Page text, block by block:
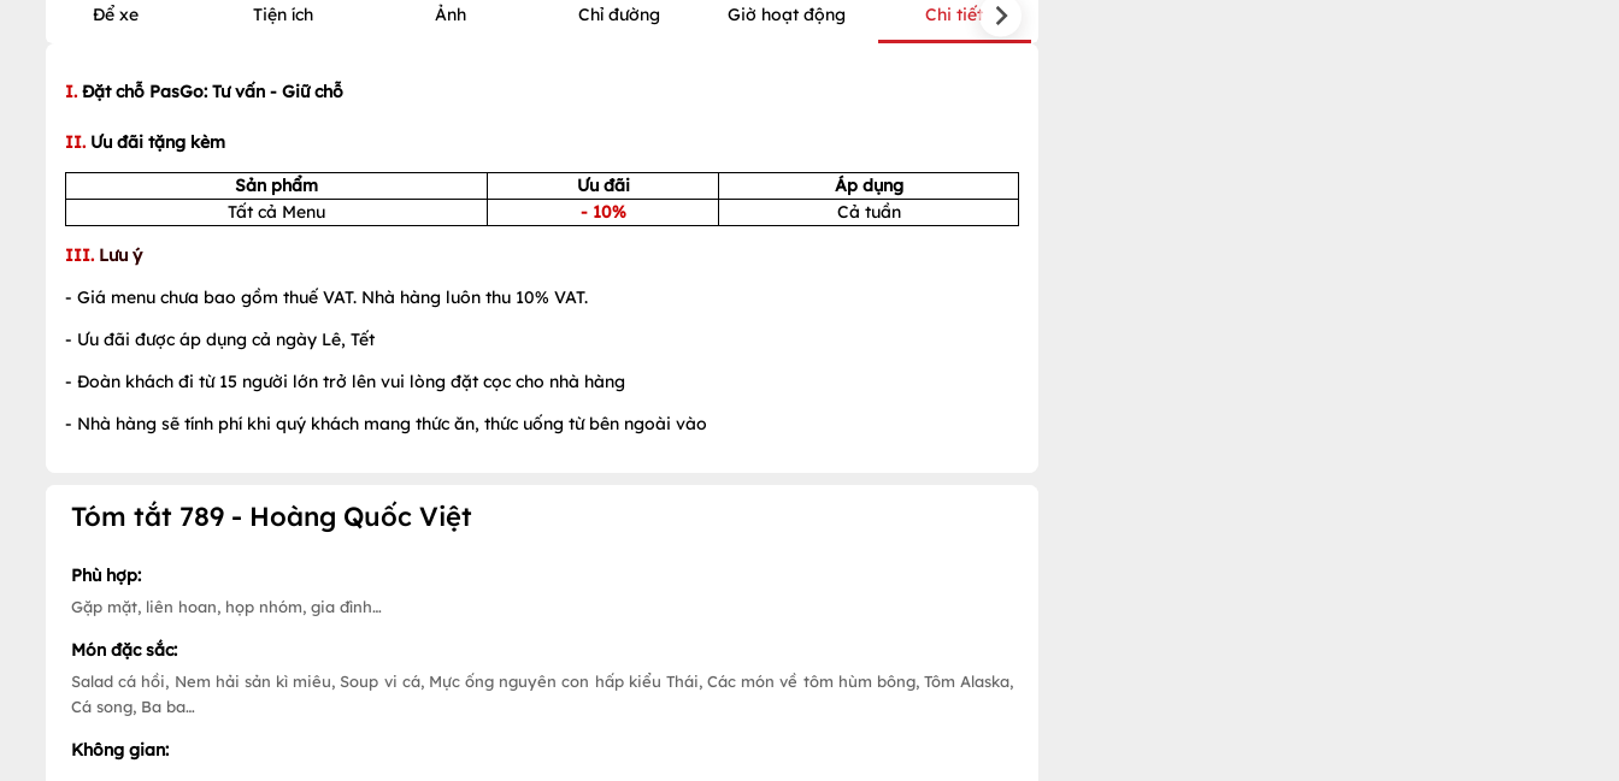
Để xe Tiện ích Ảnh Chỉ đường Giờ hoạt động Chi tiết
I. Đặt chỗ PasGo: Tư vấn - Giữ chỗ
II. Ưu đãi tặng kèm
Sản phẩm
Ưu đãi
Áp dụng
Tất cả Menu
- 10%
Cả tuần
III. Lưu ý
- Giá menu chưa bao gồm thuế VAT. Nhà hàng luôn thu 10% VAT.
- Ưu đãi được áp dụng cả ngày Lê, Tết
- Đoàn khách đi từ 15 người lớn trở lên vui lòng đặt cọc cho nhà hàng
- Nhà hàng sẽ tính phí khi quý khách mang thức ăn, thức uống từ bên ngoài vào
Tóm tắt 789 - Hoàng Quốc Việt
Phù hợp:
Gặp mặt, liên hoan, họp nhóm, gia đình…
Món đặc sắc:
Salad cá hồi, Nem hải sản kì miêu, Soup vi cá, Mực ống nguyên con hấp kiểu Thái, Các món về tôm hùm bông, Tôm Alaska,
Cá song, Ba ba…
Không gian: